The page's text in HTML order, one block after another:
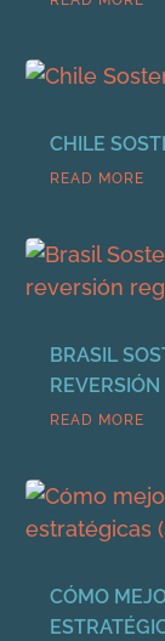
CHILE
READ MORE
BRASIL
READ MORE
CÓMO